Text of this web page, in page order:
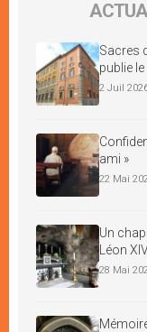
Sacres
publie
2 Juil
ami »
22 Mai
Un
Léon
28 Mai